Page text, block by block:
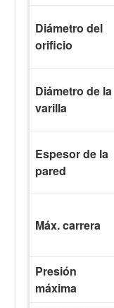
Diámetro del
orificio
Diámetro de la
varilla
Espesor de la
pared
Máx. carrera
Presión
máxima